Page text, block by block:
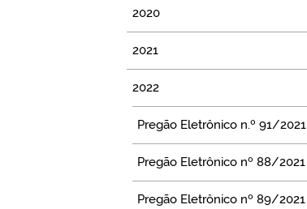
2020
2021
2022
Pregão Eletrônico n.º 91/2021
Pregão Eletrônico nº 88/2021
Pregão Eletrônico nº 89/2021